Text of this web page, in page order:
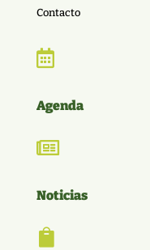
Contacto

Agenda

Noticias
